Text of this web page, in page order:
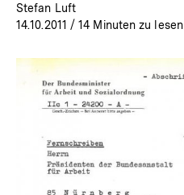
Stefan Luft
14.10.2011 / 14 Minuten zu lesen